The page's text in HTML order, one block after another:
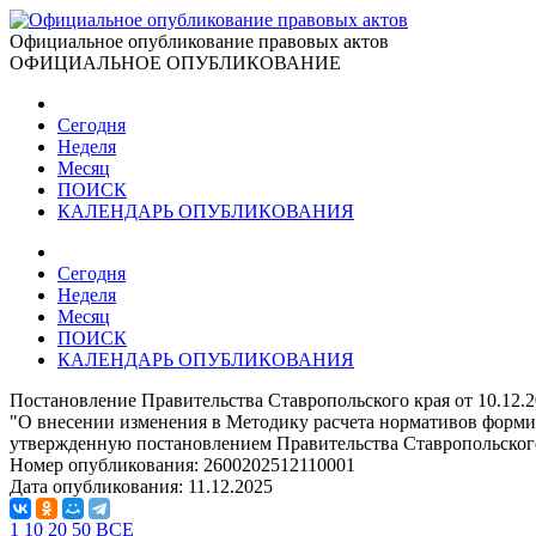
Официальное опубликование правовых актов
ОФИЦИАЛЬНОЕ ОПУБЛИКОВАНИЕ
Сегодня
Неделя
Месяц
ПОИСК
КАЛЕНДАРЬ ОПУБЛИКОВАНИЯ
Сегодня
Неделя
Месяц
ПОИСК
КАЛЕНДАРЬ ОПУБЛИКОВАНИЯ
Постановление Правительства Ставропольского края от
"О внесении изменения в Методику расчета нормативов
утвержденную постановлением Правительства
Номер опубликования: 2600202512110001
Дата опубликования: 11.12.2025
1 10 20 50 ВСЕ